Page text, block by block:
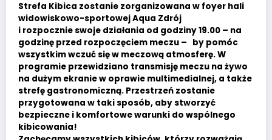
Strefa Kibica zostanie zorganizowana w foyer hali
widowiskowo-sportowej Aqua Zdrój
i rozpocznie swoje działania od godziny 19.00 – na
godzinę przed rozpoczęciem meczu – by pomóc
wszystkim wczuć się w meczową atmosferę. W
programie przewidziano transmisję meczu na żywo
na dużym ekranie w oprawie multimedialnej, a także
strefę gastronomiczną. Przestrzeń zostanie
przygotowana w taki sposób, aby stworzyć
bezpieczne i komfortowe warunki do wspólnego
kibicowania!